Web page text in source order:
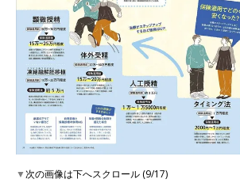
▼次の画像は下へスクロール (9/17)